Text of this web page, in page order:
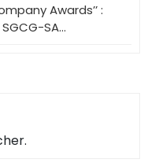
Awards’’ :
SA…